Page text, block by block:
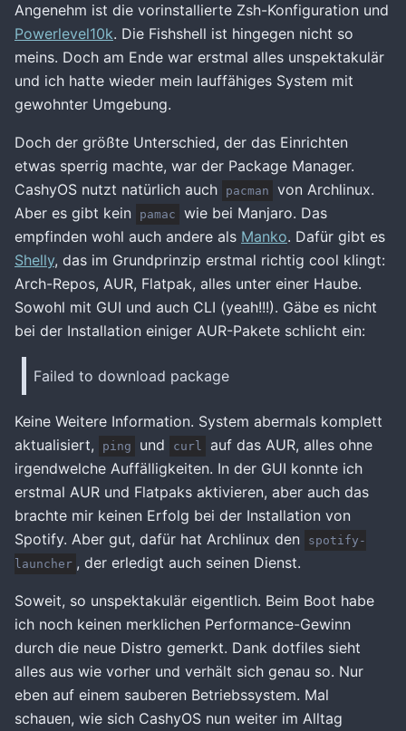
Angenehm ist die vorinstallierte Zsh-Konfiguration und
Powerlevel10k. Die Fishshell ist hingegen nicht so
meins. Doch am Ende war erstmal alles unspektakulär
und ich hatte wieder mein lauffähiges System mit
gewohnter Umgebung.
Doch der größte Unterschied, der das Einrichten
etwas sperrig machte, war der Package Manager.
CashyOS nutzt natürlich auch
pacman
von Archlinux.
Aber es gibt kein
pamac
wie bei Manjaro. Das
empfinden wohl auch andere als Manko. Dafür gibt es
Shelly, das im Grundprinzip erstmal richtig cool klingt:
Arch-Repos, AUR, Flatpak, alles unter einer Haube.
Sowohl mit GUI und auch CLI (yeah!!!). Gäbe es nicht
bei der Installation einiger AUR-Pakete schlicht ein:
Failed to download package
Keine Weitere Information. System abermals komplett
aktualisiert,
ping und curl
auf das AUR, alles ohne
irgendwelche Auffälligkeiten. In der GUI konnte ich
erstmal AUR und Flatpaks aktivieren, aber auch das
brachte mir keinen Erfolg bei der Installation von
Spotify. Aber gut, dafür hat Archlinux den
spotify-
launcher , der erledigt auch seinen Dienst.
Soweit, so unspektakulär eigentlich. Beim Boot habe
ich noch keinen merklichen Performance-Gewinn
durch die neue Distro gemerkt. Dank dotfiles sieht
alles aus wie vorher und verhält sich genau so. Nur
eben auf einem sauberen Betriebssystem. Mal
schauen, wie sich CashyOS nun weiter im Alltag